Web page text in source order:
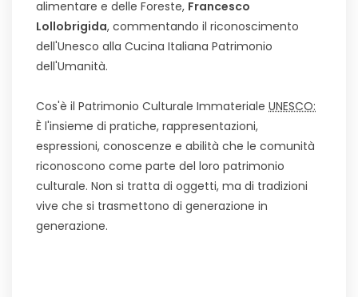
alimentare e delle Foreste, Francesco
Lollobrigida, commentando il riconoscimento
dell'Unesco alla Cucina Italiana Patrimonio
dell'Umanità.
Cos'è il Patrimonio Culturale Immateriale UNESCO:
È l'insieme di pratiche, rappresentazioni,
espressioni, conoscenze e abilità che le comunità
riconoscono come parte del loro patrimonio
culturale. Non si tratta di oggetti, ma di tradizioni
vive che si trasmettono di generazione in
generazione.